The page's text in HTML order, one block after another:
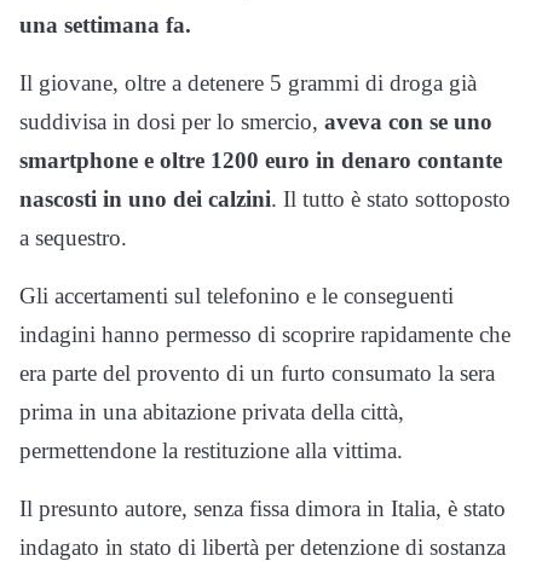
una settimana fa.
Il giovane, oltre a detenere 5 grammi di droga già
suddivisa in dosi per lo smercio, aveva con se uno
smartphone e oltre 1200 euro in denaro contante
nascosti in uno dei calzini. Il tutto è stato sottoposto
a sequestro.
Gli accertamenti sul telefonino e le conseguenti
indagini hanno permesso di scoprire rapidamente che
era parte del provento di un furto consumato la sera
prima in una abitazione privata della città,
permettendone la restituzione alla vittima.
Il presunto autore, senza fissa dimora in Italia, è stato
indagato in stato di libertà per detenzione di sostanza